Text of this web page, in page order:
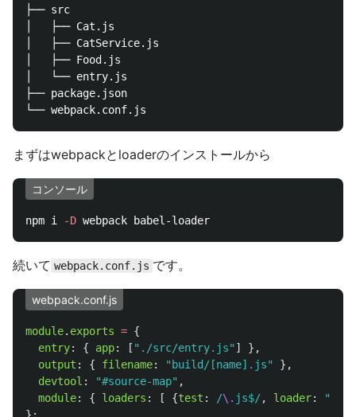
├── src
│   ├── Cat.js
│   ├── CatService.js
│   ├── Food.js
│   └── entry.js
├── package.json
まずはwebpackとloaderのインストールから
コンソール
npm i -D
続いて webpack.conf.js です。
webpack.conf.js
module. exports = {
entry: { app: [ " ./src/entry.js" ]
},
output : { filename: " build/[name].js"
},
devtool : "#source-map" ,
module: { loaders : [ {test : /\. js$/, loader: "